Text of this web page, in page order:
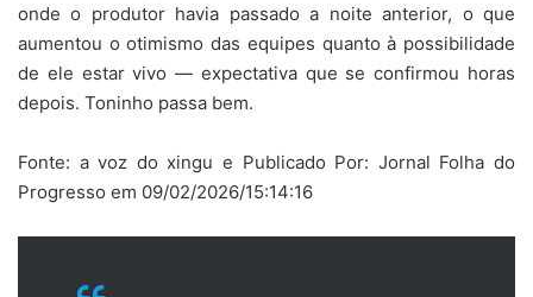
onde o produtor havia passado a noite anterior, o que
aumentou o otimismo das equipes quanto à possibilidade
de ele estar vivo — expectativa que se confirmou horas
depois. Toninho passa bem.
Fonte: a voz do xingu e Publicado Por: Jornal Folha do
Progresso em 09/02/2026/15:14:16